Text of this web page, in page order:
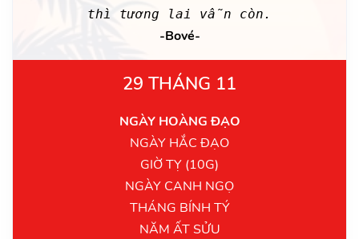
thì tương lai vẫn còn.
-Bové-
29 THÁNG 11
NGÀY HOÀNG ĐẠO
NGÀY HẮC ĐẠO
GIỜ TỴ (10G)
NGÀY CANH NGỌ
THÁNG BÍNH TÝ
NĂM ẤT SỬU